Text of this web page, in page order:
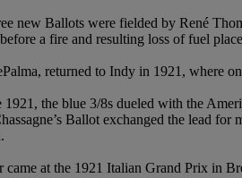
new Ballots were fielded by René
a fire and resulting loss of fuel
returned to Indy in 1921, where
the blue 3/8s dueled with the
Ballot exchanged the lead
came at the 1921 Italian Grand Prix in